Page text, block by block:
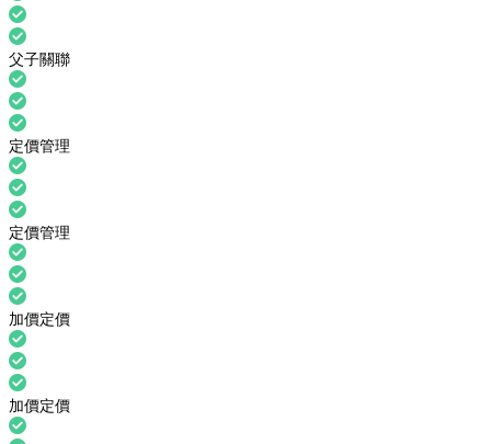
父子關聯
定價管理
定價管理
加價定價
加價定價